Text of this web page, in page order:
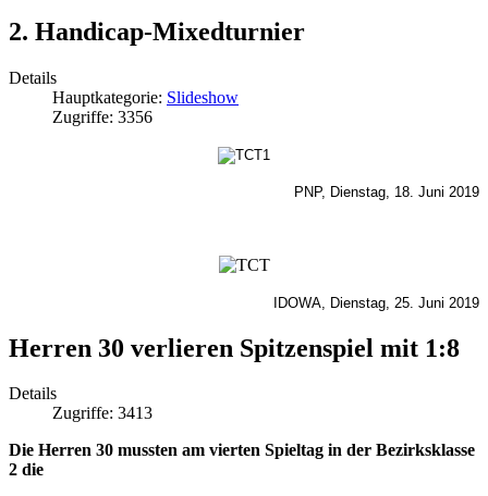
2. Handicap-Mixedturnier
Details
Hauptkategorie: Slideshow
Zugriffe: 3356
PNP, Dienstag, 18. Juni 2019
IDOWA, Dienstag, 25. Juni 2019
Herren 30 verlieren Spitzenspiel mit 1:8
Details
Zugriffe: 3413
Die Herren 30 mussten am vierten Spieltag in der Bezirksklasse
2 die